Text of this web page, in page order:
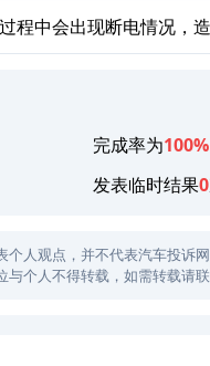
程中会出现断电情况，
完成率为100%
发表临时结果0
人观点，并不代表汽车投诉
与个人不得转载，如需转载请